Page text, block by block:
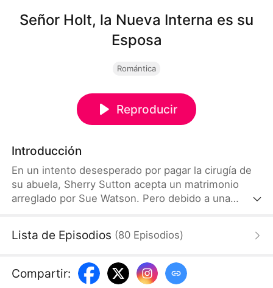
Señor Holt, la Nueva Interna es su
Esposa
Romántica
Reproducir
Introducción
En un intento desesperado por pagar la cirugía de
su abuela, Sherry Sutton acepta un matrimonio
arreglado por Sue Watson. Pero debido a una
después, se reencuentran como desconocidos, sin
superan los desafíos de la vida, una chispa
innegable los acerca hasta que la verdad es
Lista de Episodios (80 Episodios)
Compartir: